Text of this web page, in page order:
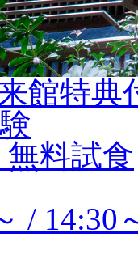
館特
無料試食
/ 14:30